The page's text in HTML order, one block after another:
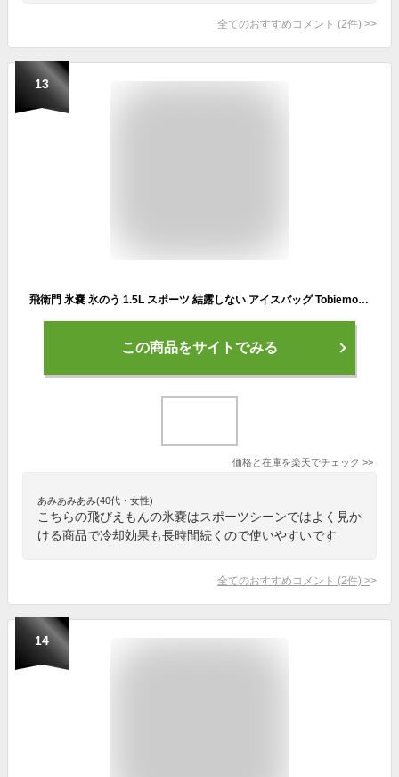
全てのおすすめコメント (2件) >
13
飛衛門 氷嚢 氷のう 1.5L スポーツ 結露しない アイスバッグ Tobiemon 冷却 持ち運び 熱中症対策 首 ゴルフ 野球 アイシング 旅行 夏休み 真夏日 猛暑日 酷暑日 クールダウン アウトドア 電気代節約 LP-TBETIB 送料無料
この商品をサイトでみる
価格と在庫を楽天でチェック >>
あみあみあみ(40代・女性)
こちらの飛びえもんの氷嚢はスポーツシーンではよく見か
ける商品で冷却効果も長時間続くので使いやすいです
全てのおすすめコメント (2件) >
14